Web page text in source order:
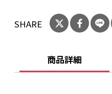
SHARE
商品詳細